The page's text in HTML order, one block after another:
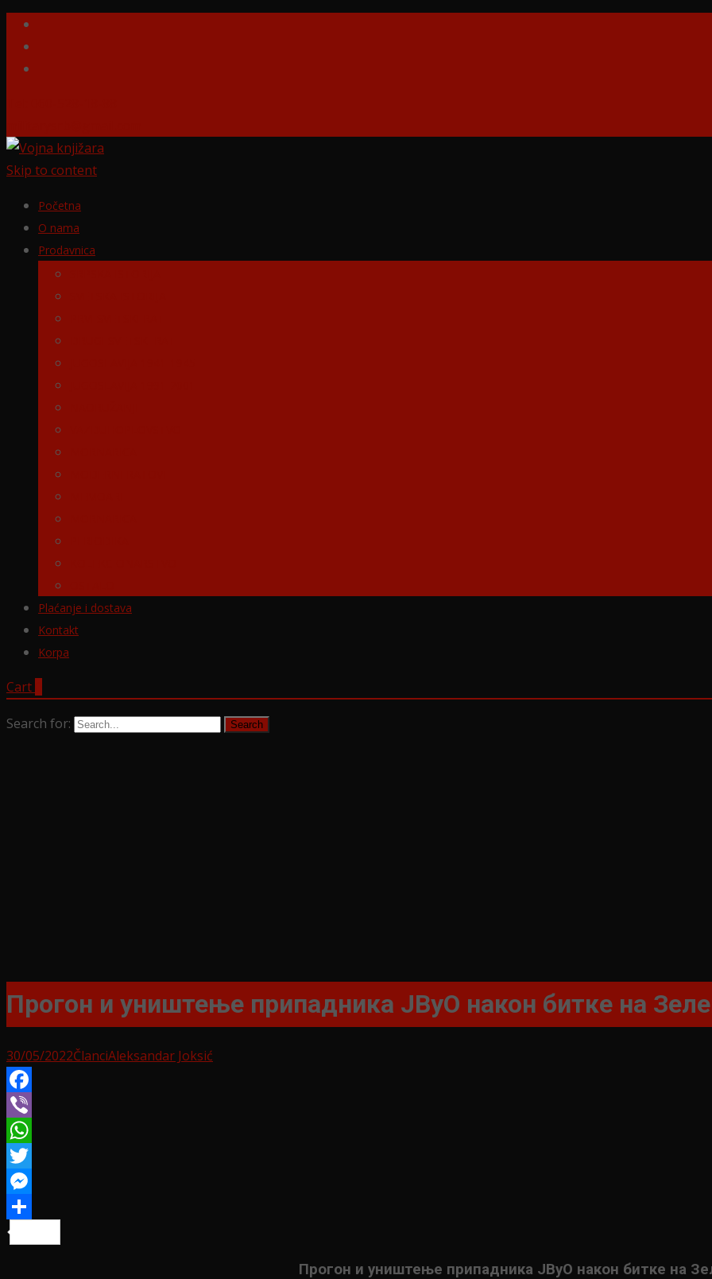
Skip to content
Početna
O nama
Prodavnica
Plaćanje i dostava
Kontakt
Korpa
Cart
Search for:
Прогон и уништење припадника ЈВуО након битке на
30/05/2022ČlanciAleksandar Joksić
Facebook
Viber
WhatsApp
Twitter
Messenger
Прогон и уништење припадника ЈВуО након битке на